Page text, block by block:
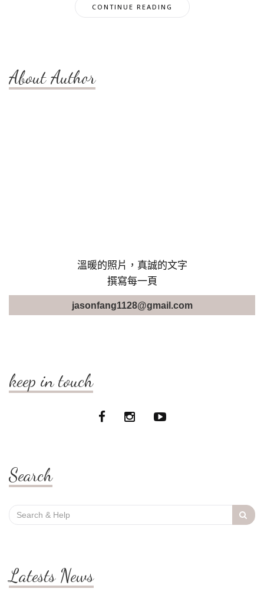
CONTINUE READING
About Author
溫暖的照片，真誠的文字
撰寫每一頁
jasonfang1128@gmail.com
keep in touch
Search
Search
for:
Latests News